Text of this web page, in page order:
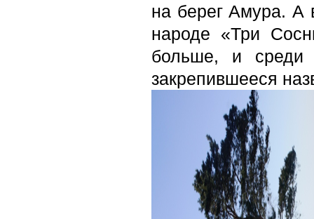
на берег Амура. А
народе «Три
больше, и
закрепившееся